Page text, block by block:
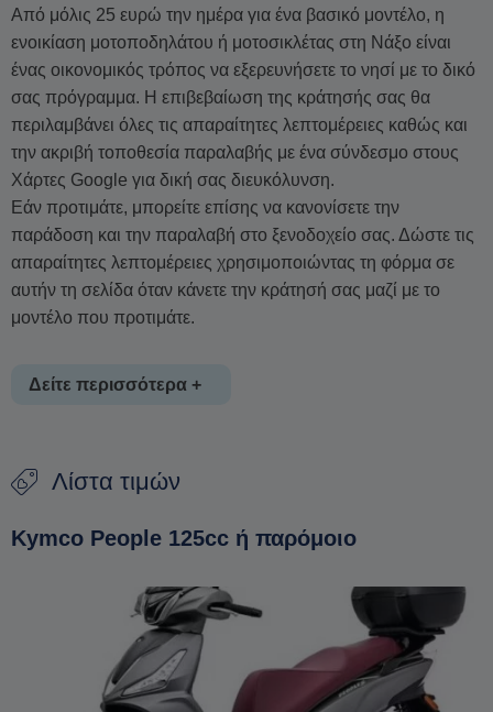
Από μόλις 25 ευρώ την ημέρα για ένα βασικό μοντέλο, η
ενοικίαση μοτοποδηλάτου ή μοτοσικλέτας στη Νάξο είναι
ένας οικονομικός τρόπος να εξερευνήσετε το νησί με το δικό
σας πρόγραμμα. Η επιβεβαίωση της κράτησής σας θα
περιλαμβάνει όλες τις απαραίτητες λεπτομέρειες καθώς και
την ακριβή τοποθεσία παραλαβής με ένα σύνδεσμο στους
Χάρτες Google για δική σας διευκόλυνση.
Εάν προτιμάτε, μπορείτε επίσης να κανονίσετε την
παράδοση και την παραλαβή στο ξενοδοχείο σας. Δώστε τις
απαραίτητες λεπτομέρειες χρησιμοποιώντας τη φόρμα σε
αυτήν τη σελίδα όταν κάνετε την κράτησή σας μαζί με το
μοντέλο που προτιμάτε.
Δείτε περισσότερα +
διαφέρει και εξαρτάται από την εποχή.
Λίστα τιμών
Kymco People 125cc ή παρόμοιο